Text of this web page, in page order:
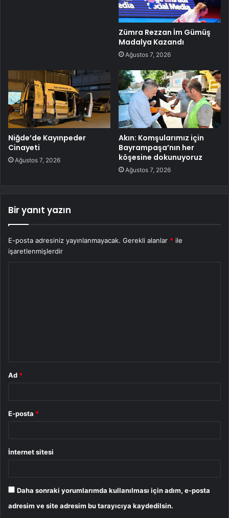
Zümra Rezzan İm Gümüş
Madalya Kazandı
Ağustos 7, 2026
Niğde’de Kayınpeder
Cinayeti
Ağustos 7, 2026
Akın: Komşularımız için
Bayrampaşa’nın her
köşesine dokunuyoruz
Ağustos 7, 2026
Bir yanıt yazın
E-posta adresiniz yayınlanmayacak. Gerekli alanlar * ile
işaretlenmişlerdir
Ad *
E-posta *
İnternet sitesi
Daha sonraki yorumlarımda kullanılması için adım, e-posta
adresim ve site adresim bu tarayıcıya kaydedilsin.